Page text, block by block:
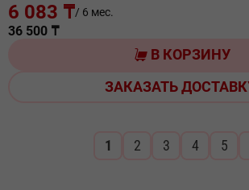
6 083 ₸/ 6 мес.
36 500 ₸
В КОРЗИНУ
ЗАКАЗАТЬ
1 2 3 4 5